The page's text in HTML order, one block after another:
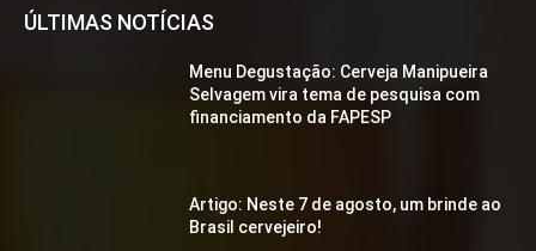
ÚLTIMAS NOTÍCIAS
Menu Degustação: Cerveja Manipueira
Selvagem vira tema de pesquisa com
financiamento da FAPESP
Artigo: Neste 7 de agosto, um brinde ao
Brasil cervejeiro!